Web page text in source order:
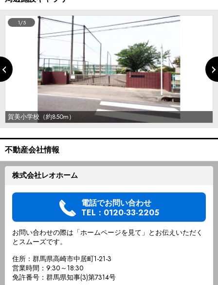
賀美小学校（約850m）
1/5
不動産会社情報
株式会社レオホーム
電話でお問い合わせ
TEL：0120-33-2205
お問い合わせの際は「ホームページを見て」とお伝えいただく
とスムーズです。
住所：群馬県高崎市中居町1-21-3
営業時間：9:30～18:30
免許番号：群馬県知事(3)第7314号